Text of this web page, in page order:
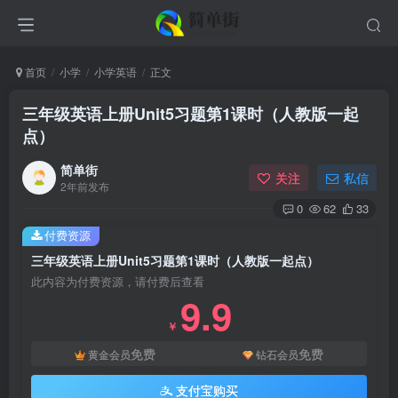
首页 小学 小学英语 正文
三年级英语上册Unit5习题第1课时（人教版一起
点）
简单街
2年前发布 关注 私信
0 62 33
三年级英语上册Unit5习题第1课时（人教版一起点）
此内容为付费资源，请付费后查看
￥ 9.9
黄金会员免费 钻石会员免费
支付宝购买
付费资源